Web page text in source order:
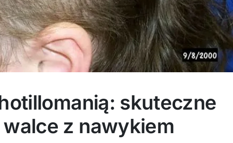
skuteczne
z nawykiem